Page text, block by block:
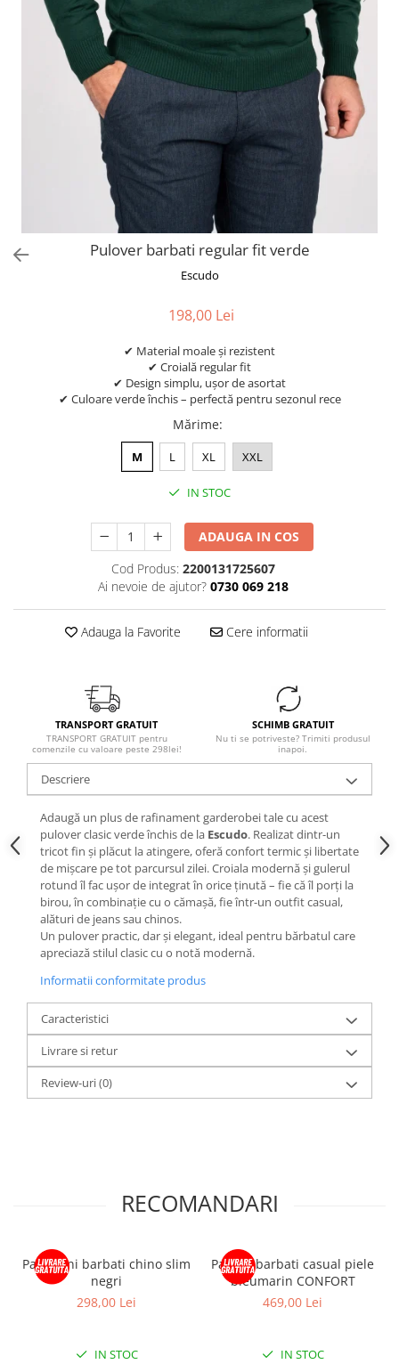
Pulover barbati regular fit verde
Escudo
198,00 Lei
✔ Material moale și rezistent
✔ Croială regular fit
✔ Design simplu, ușor de asortat
✔ Culoare verde închis – perfectă pentru sezonul rece
Mărime:
M L XL XXL
IN STOC
ADAUGA IN COS
Cod Produs: 2200131725607
Ai nevoie de ajutor? 0730 069 218
Adauga la Favorite Cere informatii
TRANSPORT GRATUIT
TRANSPORT GRATUIT pentru
comenzile cu valoare peste 298lei!
SCHIMB GRATUIT
Nu ti se potriveste? Trimiti produsul
inapoi.
Descriere
Adaugă un plus de rafinament garderobei tale cu acest
pulover clasic verde închis de la Escudo. Realizat dintr-un
tricot fin și plăcut la atingere, oferă confort termic și libertate
de mișcare pe tot parcursul zilei. Croiala modernă și gulerul
rotund îl fac ușor de integrat în orice ținută – fie că îl porți la
birou, în combinație cu o cămașă, fie într-un outfit casual,
alături de jeans sau chinos.
Un pulover practic, dar și elegant, ideal pentru bărbatul care
apreciază stilul clasic cu o notă modernă.
Informatii conformitate produs
Caracteristici
Livrare si retur
Review-uri(0)
RECOMANDARI
Pantaloni barbati chino slim
negri
298,00 Lei
IN STOC
Pantofi barbati casual piele
bleumarin CONFORT
469,00 Lei
IN STOC